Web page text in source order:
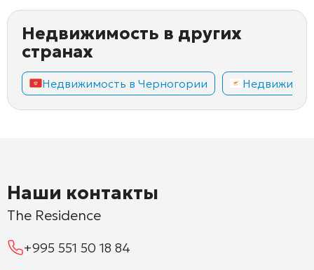
Недвижимость в других
странах
Недвижимость в Черногории
Наши контакты
The Residence
+995 551 50 18 84